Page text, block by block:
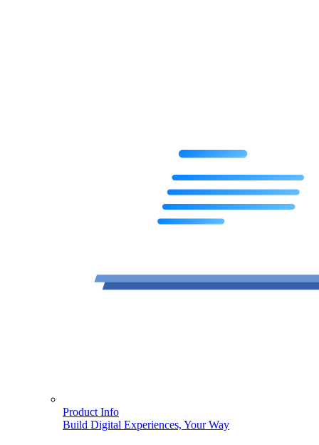
Product Info
Build Digital Experiences, Your Way